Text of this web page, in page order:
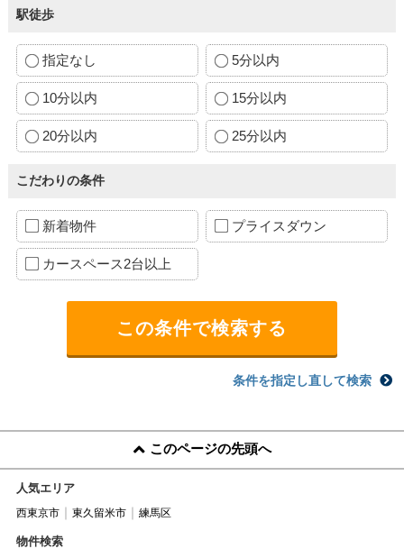
駅徒歩
指定なし 5分以内
10分以内 15分以内
20分以内 25分以内
こだわりの条件
新着物件 プライスダウン
カースペース2台以上
条件を指定し直して検索
このページの先頭へ
人気エリア
西東京市 東久留米市 練馬区
物件検索